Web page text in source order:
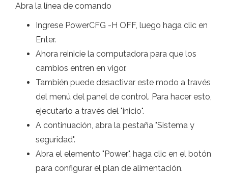
Abra la línea de comando
Ingrese PowerCFG -H OFF, luego haga clic en
Enter.
Ahora reinicie la computadora para que los
cambios entren en vigor.
También puede desactivar este modo a través
del menú del panel de control. Para hacer esto,
ejecutarlo a través del "inicio".
A continuación, abra la pestaña "Sistema y
seguridad".
Abra el elemento "Power", haga clic en el botón
para configurar el plan de alimentación.